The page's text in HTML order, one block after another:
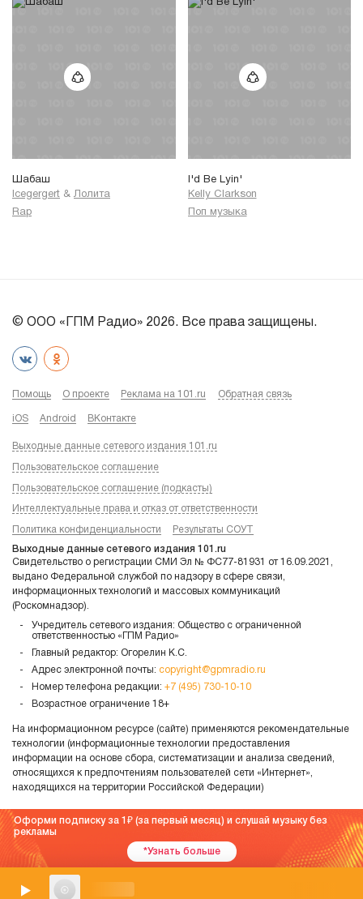
Шабаш
Icegergert & Лолита
Rap
I'd Be Lyin'
Kelly Clarkson
Поп музыка
© ООО «ГПМ Радио» 2026. Все права защищены.
Помощь О проекте Реклама на 101.ru Обратная связь
iOS Android ВКонтакте
Выходные данные сетевого издания 101.ru
Пользовательское соглашение
Пользовательское соглашение (подкасты)
Интеллектуальные права и отказ от ответственности
Политика конфиденциальности Результаты СОУТ
Выходные данные сетевого издания 101.ru
Свидетельство о регистрации СМИ Эл № ФС77-81931 от 16.09.2021,
выдано Федеральной службой по надзору в сфере связи,
информационных технологий и массовых коммуникаций
(Роскомнадзор).
Учредитель сетевого издания: Общество с ограниченной
ответственностью «ГПМ Радио»
Главный редактор: Огорелин К.С.
Адрес электронной почты: copyright@gpmradio.ru
Номер телефона редакции: +7 (495) 730-10-10
Возрастное ограничение 18+
На информационном ресурсе (сайте) применяются рекомендательные
технологии (информационные технологии предоставления
информации на основе сбора, систематизации и анализа сведений,
относящихся к предпочтениям пользователей сети «Интернет»,
находящихся на территории Российской Федерации)
Оформи подписку за 1
(за первый месяц) и слушай музыку без
рекламы
*Узнать больше